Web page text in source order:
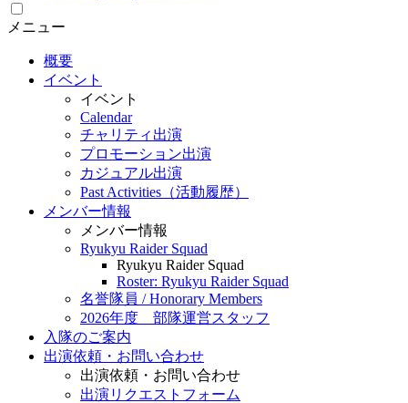
メニュー
概要
イベント
イベント
Calendar
チャリティ出演
プロモーション出演
カジュアル出演
Past Activities（活動履歴）
メンバー情報
メンバー情報
Ryukyu Raider Squad
Ryukyu Raider Squad
Roster: Ryukyu Raider Squad
名誉隊員 / Honorary Members
2026年度 部隊運営スタッフ
入隊のご案内
出演依頼・お問い合わせ
出演依頼・お問い合わせ
出演リクエストフォーム